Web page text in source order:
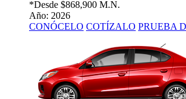
*Desde $868,900 M.N.
Año: 2026
CONÓCELO COTÍZALO PRUEBA